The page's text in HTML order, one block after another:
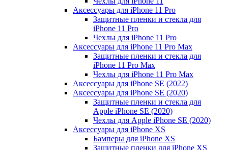
Аксессуары для iPhone 11 Pro
Защитные пленки и стекла для
iPhone 11 Pro
Чехлы для iPhone 11 Pro
Аксессуары для iPhone 11 Pro Max
Защитные пленки и стекла для
iPhone 11 Pro Max
Чехлы для iPhone 11 Pro Max
Аксессуары для iPhone SE (2022)
Аксессуары для iPhone SE (2020)
Защитные пленки и стекла для
Apple iPhone SE (2020)
Чехлы для Apple iPhone SE (2020)
Аксессуары для iPhone ХS
Бамперы для iPhone ХS
Защитные пленки для iPhone ХS